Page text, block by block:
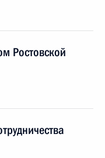
Ростовской